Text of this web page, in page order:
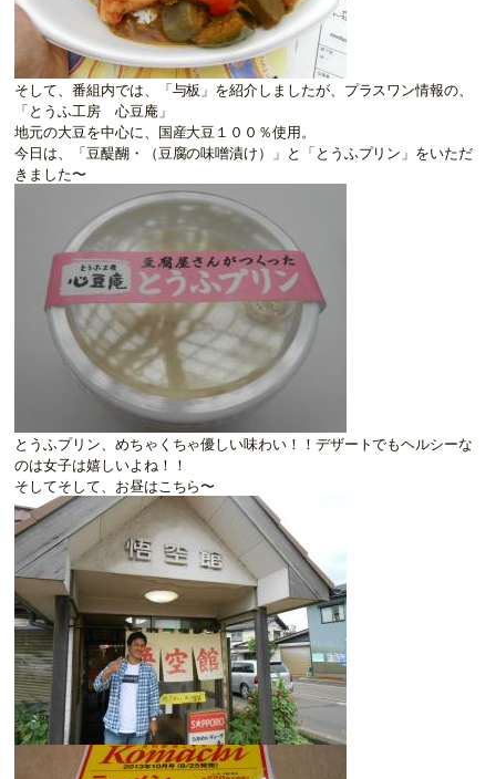
そして、番組内では、「与板」を紹介しましたが、プラスワン情報の、
「とうふ工房 心豆庵」
地元の大豆を中心に、国産大豆１００％使用。
今日は、「豆醍醐・（豆腐の味噌漬け）」と「とうふプリン」をいただ
きました〜
とうふプリン、めちゃくちゃ優しい味わい！！デザートでもヘルシーな
のは女子は嬉しいよね！！
そしてそして、お昼はこちら〜